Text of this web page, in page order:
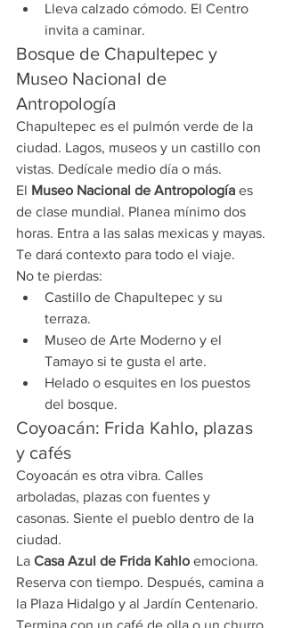
Lleva calzado cómodo. El Centro
invita a caminar.
Bosque de Chapultepec y
Museo Nacional de
Antropología
Chapultepec es el pulmón verde de la
ciudad. Lagos, museos y un castillo con
vistas. Dedícale medio día o más.
El Museo Nacional de Antropología es
de clase mundial. Planea mínimo dos
horas. Entra a las salas mexicas y mayas.
Te dará contexto para todo el viaje.
No te pierdas:
Castillo de Chapultepec y su
terraza.
Museo de Arte Moderno y el
Tamayo si te gusta el arte.
Helado o esquites en los puestos
del bosque.
Coyoacán: Frida Kahlo, plazas
y cafés
Coyoacán es otra vibra. Calles
arboladas, plazas con fuentes y
casonas. Siente el pueblo dentro de la
ciudad.
La Casa Azul de Frida Kahlo emociona.
Reserva con tiempo. Después, camina a
la Plaza Hidalgo y al Jardín Centenario.
Termina con un café de olla o un churro.